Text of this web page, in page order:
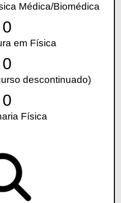
Médica/Biomédica
0
em Física
0
descontinuado)
0
Física